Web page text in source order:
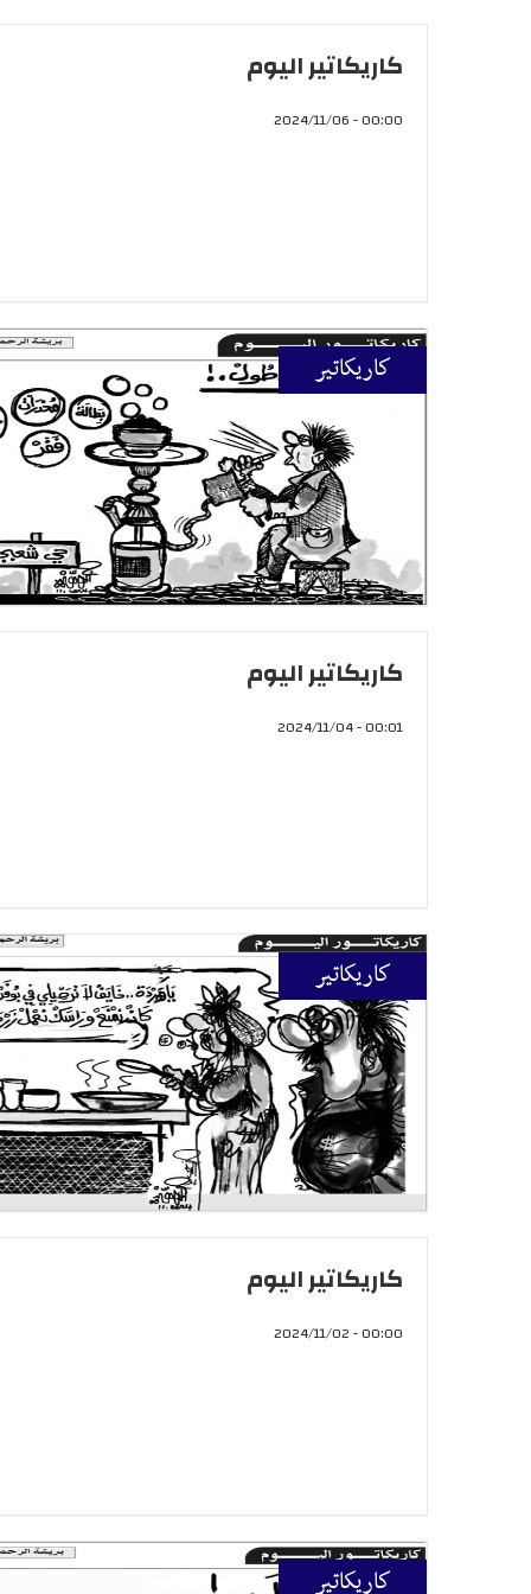
كاريكاتير اليوم
00:00 - 2024/11/06
كاريكاتير
كاريكاتير اليوم
00:01 - 2024/11/04
كاريكاتير
كاريكاتير اليوم
00:00 - 2024/11/02
كاريكاتير